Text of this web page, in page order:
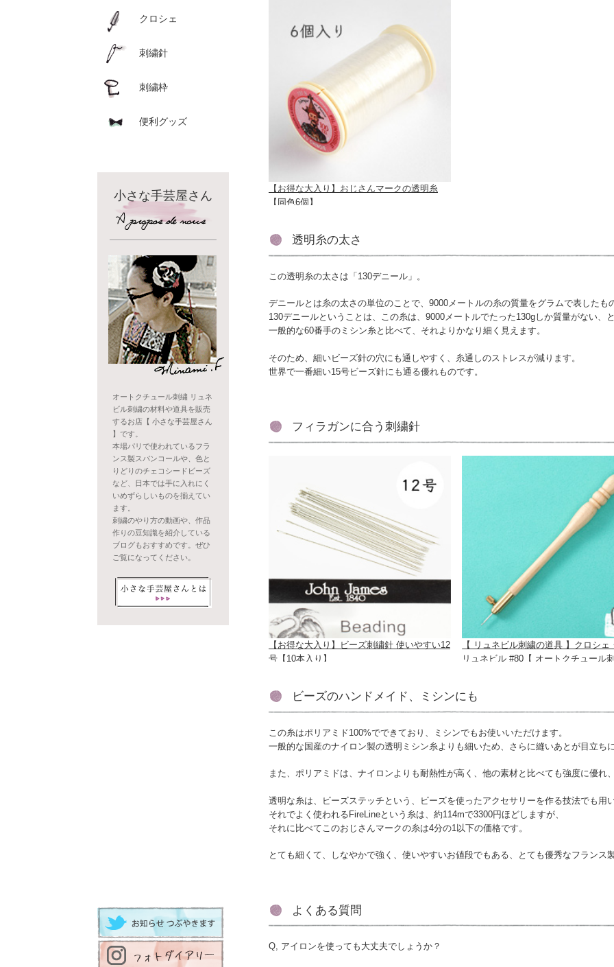
【お得な大入り】おじさんマークの透明糸
【同色6個】
透明糸の太さ
この透明糸の太さは「130デニール」。
デニールとは糸の太さの単位のことで、9000メートルの糸の質量をグラムで表したも
130デニールということは、この糸は、9000メートルでたった130gしか質量がない、
一般的な60番手のミシン糸と比べて、それよりかなり細く見えます。
そのため、細いビーズ針の穴にも通しやすく、糸通しのストレスが減ります。
世界で一番細い15号ビーズ針にも通る優れものです。
フィラガンに合う刺繍針
【お得な大入り】ビーズ刺繍針 使いやすい12
号【10本入り】
【 リュネビル刺繍の道具 】クロシェ
リュネビル #80【 オートクチュール
ビーズのハンドメイド、ミシンにも
この糸はポリアミド100%でできており、ミシンでもお使いいただけます。
一般的な国産のナイロン製の透明ミシン糸よりも細いため、さらに縫いあとが目立ち
また、ポリアミドは、ナイロンよりも耐熱性が高く、他の素材と比べても強度に優れ
透明な糸は、ビーズステッチという、ビーズを使ったアクセサリーを作る技法でも用
それでよく使われるFireLineという糸は、約114mで3300円ほどしますが、
それに比べてこのおじさんマークの糸は4分の1以下の価格です。
とても細くて、しなやかで強く、使いやすいお値段でもある、とても優秀なフランス
よくある質問
Q, アイロンを使っても大丈夫でしょうか？
クロシェ
刺繍針
刺繍枠
便利グッズ
小さな手芸屋さん
オートクチュール刺繍 リュネ
ビル刺繍の材料や道具を販売
するお店【 小さな手芸屋さん
】です。
本場パリで使われているフラ
ンス製スパンコールや、色と
りどりのチェコシードビーズ
など、日本では手に入れにく
いめずらしいものを揃えてい
ます。
刺繍のやり方の動画や、作品
作りの豆知識を紹介している
ブログもおすすめです。ぜひ
ご覧になってください。